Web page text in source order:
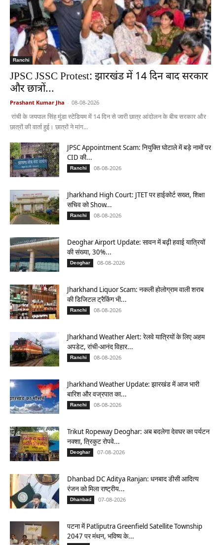
Ranchi
JPSC JSSC Protest: झारखंड में 14 दिन बाद सरकार
और छात्रों...
Prashant Kumar Jha - 08-08-2026
रांची के जयपाल सिंह मुंडा स्टेडियम में 14 दिन से जारी छात्र आंदोलन के बीच सरकार और
छात्रों की वार्ता हुई। छात्रों ने मांग...
JPSC Appointment Scam: नियुक्ति घोटाले में बड़े नामों पर
CID की...
Ranchi 08-08-2026
Jharkhand High Court: JTET पर हाईकोर्ट सख्त, शिक्षा
सचिव को Show...
Ranchi 08-08-2026
Deoghar Airport Update: सावन में बढ़ी हवाई यात्रियों
की संख्या, 30%...
Deoghar 08-08-2026
Jharkhand Liquor Scam: नकली होलोग्राम वाली शराब
की डिजिटल ट्रैकिंग भी...
Ranchi 08-08-2026
Jharkhand Weather Alert: रेलवे यात्रियों के लिए अहम
अपडेट, रांची-आनंद विहार...
Ranchi 08-08-2026
Jharkhand Weather Update: झारखंड में आज भारी
बारिश और वज्रपात का...
Ranchi 08-08-2026
Trikut Ropeway Deoghar: अब बदलेगा देवघर का पर्यटन
नक्शा, त्रिकुट रोपवे...
Deoghar 07-08-2026
Dhanbad DC Aditya Ranjan: धनबाद डीसी आदित्य
रंजन को मिला राष्ट्रीय...
Dhanbad 07-08-2026
पटना में Patliputra Greenfield Satellite Township
2047 पर मंथन, भविष्य के...